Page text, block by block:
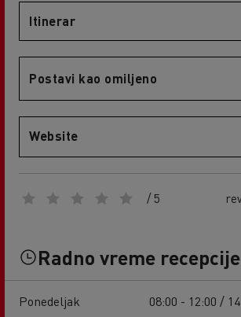
Itinerar
Postavi kao omiljeno
Website
/ 5
Radno vreme recepcije
Ponedeljak
08:00 - 12:00 /